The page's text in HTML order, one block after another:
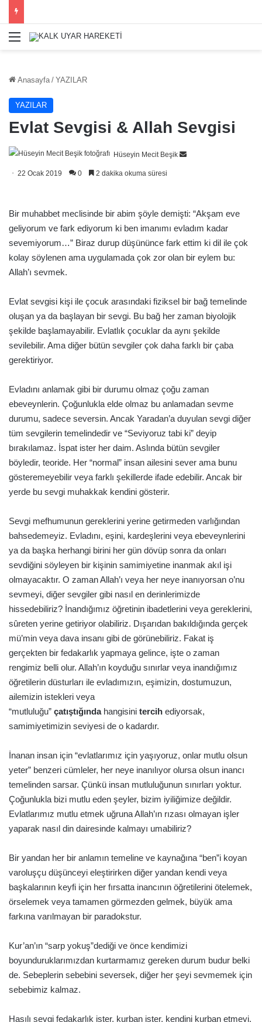
Menü
Anasayfa / YAZILAR
YAZILAR
Evlat Sevgisi & Allah Sevgisi
Hüseyin Mecit Beşik
Bir
22 Ocak 2019 0 2 dakika okuma süresi
Bir muhabbet meclisinde bir abim şöyle demişti: “Akşam eve
geliyorum ve fark ediyorum ki ben imanımı evladım kadar
sevemiyorum…” Biraz durup düşününce fark ettim ki dil ile çok
kolay söylenen ama uygulamada çok zor olan bir eylem bu:
Allah’ı sevmek.
Evlat sevgisi kişi ile çocuk arasındaki fiziksel bir bağ temelinde
oluşan ya da başlayan bir sevgi. Bu bağ her zaman biyolojik
şekilde başlamayabilir. Evlatlık çocuklar da aynı şekilde
sevilebilir. Ama diğer bütün sevgiler çok daha farklı bir çaba
gerektiriyor.
Evladını anlamak gibi bir durumu olmaz çoğu zaman
ebeveynlerin. Çoğunlukla elde olmaz bu anlamadan sevme
durumu, sadece seversin. Ancak Yaradan’a duyulan sevgi diğer
tüm sevgilerin temelindedir ve “Seviyoruz tabi ki” deyip
bırakılamaz. İspat ister her daim. Aslında bütün sevgiler
böyledir, teoride. Her “normal” insan ailesini sever ama bunu
gösteremeyebilir veya farklı şekillerde ifade edebilir. Ancak bir
yerde bu sevgi muhakkak kendini gösterir.
Sevgi mefhumunun gereklerini yerine getirmeden varlığından
bahsedemeyiz. Evladını, eşini, kardeşlerini veya ebeveynlerini
ya da başka herhangi birini her gün dövüp sonra da onları
sevdiğini söyleyen bir kişinin samimiyetine inanmak akıl işi
olmayacaktır. O zaman Allah’ı veya her neye inanıyorsan o’nu
sevmeyi, diğer sevgiler gibi nasıl en derinlerimizde
hissedebiliriz? İnandığımız öğretinin ibadetlerini veya gereklerini,
sûreten yerine getiriyor olabiliriz. Dışarıdan bakıldığında gerçek
mü’min veya dava insanı gibi de görünebiliriz. Fakat iş
gerçekten bir fedakarlık yapmaya gelince, işte o zaman
rengimiz belli olur. Allah’ın koyduğu sınırlar veya inandığımız
öğretilerin düsturları ile evladımızın, eşimizin, dostumuzun,
ailemizin istekleri veya
“mutluluğu” çatıştığında hangisini tercih ediyorsak,
samimiyetimizin seviyesi de o kadardır.
İnanan insan için “evlatlarımız için yaşıyoruz, onlar mutlu olsun
yeter” benzeri cümleler, her neye inanılıyor olursa olsun inancı
temelinden sarsar. Çünkü insan mutluluğunun sınırları yoktur.
Çoğunlukla bizi mutlu eden şeyler, bizim iyiliğimize değildir.
Evlatlarımız mutlu etmek uğruna Allah’ın rızası olmayan işler
yaparak nasıl din dairesinde kalmayı umabiliriz?
Bir yandan her bir anlamın temeline ve kaynağına “ben”i koyan
varoluşçu düşünceyi eleştirirken diğer yandan kendi veya
başkalarının keyfi için her fırsatta inancının öğretilerini ötelemek,
örselemek veya tamamen görmezden gelmek, büyük ama
farkına varılmayan bir paradokstur.
Kur’an’ın “sarp yokuş”dediği ve önce kendimizi
boyunduruklarımızdan kurtarmamız gereken durum budur belki
de. Sebeplerin sebebini seversek, diğer her şeyi sevmemek için
sebebimiz kalmaz.
Hasılı sevgi fedakarlık ister, kurban ister, kendini kurban etmeyi,